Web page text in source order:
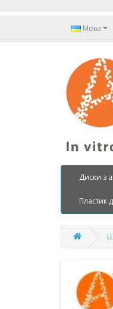
Мова
Диски з
Пластик